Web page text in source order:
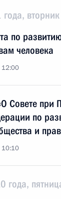
вторник
по
человека
12:00
Совете при
по
и
10:10
года,